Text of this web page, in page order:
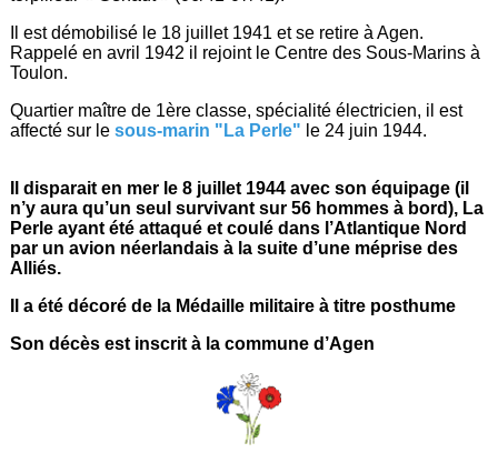
Il est démobilisé le 18 juillet 1941 et se retire à Agen.
Rappelé en avril 1942 il rejoint le Centre des Sous-Marins à
Toulon.
Quartier maître de 1ère classe, spécialité électricien, il est
affecté sur le sous-marin "La Perle" le 24 juin 1944.
Il disparait en mer le 8 juillet 1944 avec son équipage (il
n’y aura qu’un seul survivant sur 56 hommes à bord), La
Perle ayant été attaqué et coulé dans l’Atlantique Nord
par un avion néerlandais à la suite d’une méprise des
Alliés.
Il a été décoré de la Médaille militaire à titre posthume
Son décès est inscrit à la commune d’Agen